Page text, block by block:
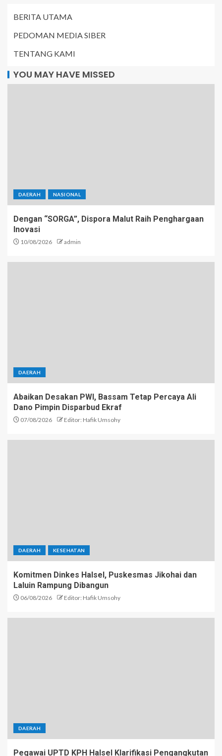
BERITA UTAMA
PEDOMAN MEDIA SIBER
TENTANG KAMI
YOU MAY HAVE MISSED
DAERAH NASIONAL
Dengan “SORGA”, Dispora Malut Raih Penghargaan
Inovasi
10/08/2026 admin
DAERAH
Abaikan Desakan PWI, Bassam Tetap Percaya Ali
Dano Pimpin Disparbud Ekraf
07/08/2026 Editor: Hafik Umsohy
DAERAH KESEHATAN
Komitmen Dinkes Halsel, Puskesmas Jikohai dan
Laluin Rampung Dibangun
06/08/2026 Editor: Hafik Umsohy
DAERAH
Pegawai UPTD KPH Halsel Klarifikasi Pengangkutan